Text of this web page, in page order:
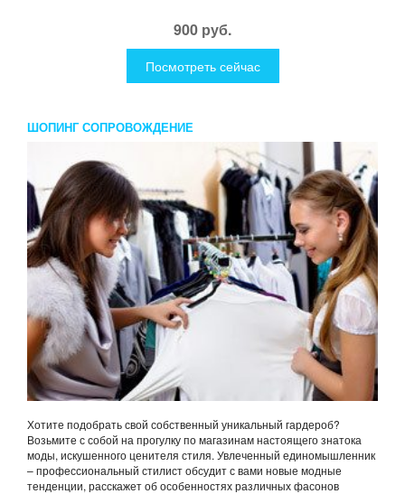
900 руб.
Посмотреть сейчас
ШОПИНГ СОПРОВОЖДЕНИЕ
Хотите подобрать свой собственный уникальный гардероб?
Возьмите с собой на прогулку по магазинам настоящего знатока
моды, искушенного ценителя стиля. Увлеченный единомышленник
– профессиональный стилист обсудит с вами новые модные
тенденции, расскажет об особенностях различных фасонов